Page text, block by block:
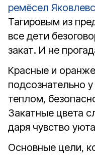
ремёсел
Тагировым из
все дети
закат. И не
Красные и
подсознательно
теплом,
Закатные цвета
даря чувство
Основные цели,